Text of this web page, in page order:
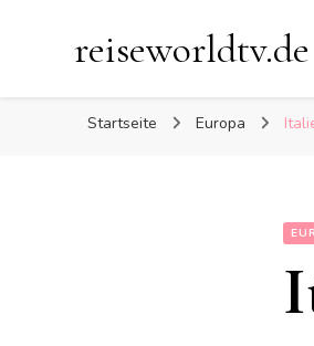
reiseworldtv.de
Startseite Europa